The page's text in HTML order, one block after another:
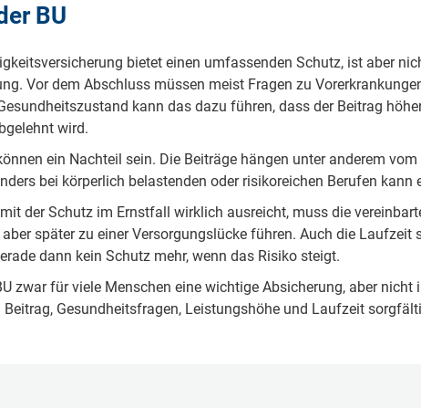
BU
bietet einen umfassenden Schutz, ist aber
Vor dem Abschluss müssen meist Fragen zu
kann das dazu führen, dass der Beitrag
wird.
ein Nachteil sein. Die Beiträge hängen unter anderem
bei körperlich belastenden oder risikoreichen Berufen
der Schutz im Ernstfall wirklich ausreicht, muss die
später zu einer Versorgungslücke führen. Auch die
dann kein Schutz mehr, wenn das Risiko steigt.
zwar für viele Menschen eine wichtige Absicherung, aber
Gesundheitsfragen, Leistungshöhe und Laufzeit